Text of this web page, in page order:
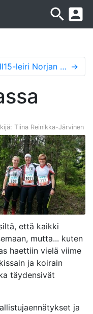
search account_box
2null15-leiri Norjan Raulandissa 3.-11.7.2015 →
Tiina Reinikka-Järvinen
että kaikki
mutta... kuten
haettiin vielä viime
ja koirain
täydensivät
ja